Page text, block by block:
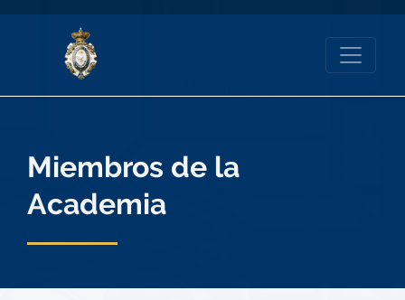
Miembros de la
Academia